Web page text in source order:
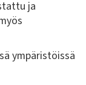
ja
ympäristöissä